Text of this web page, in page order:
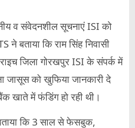
व संवेदनशील सूचनाएं ISI को
ने बताया कि राम सिंह निवासी
जिला गोरखपुर ISI के संपर्क में
जासूस को खुफिया जानकारी दे
खाते में फंडिंग हो रही थी।
कि 3 साल से फेसबुक,